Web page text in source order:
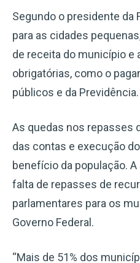
Segundo o presidente da
para as cidades
de receita do município e
obrigatórias, como o
públicos e da Previdência.
As quedas nos repasses
das contas e execução
benefício da população.
falta de repasses de
parlamentares para os
Governo Federal.
“Mais de 51% dos